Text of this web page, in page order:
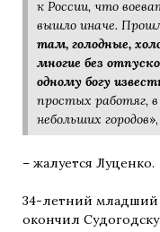
к России, что
вышло иначе.
там, голодные,
многие без
одному богу
простых работяг, в
небольших городов»,
– жалуется Луценко.
34-летний младший
окончил